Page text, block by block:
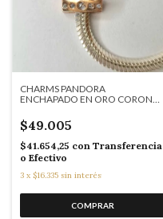
CHARMS PANDORA
ENCHAPADO EN ORO CORONA
$49.005
$41.654,25 con Transferencia
o Efectivo
3 x $16.335 sin interés